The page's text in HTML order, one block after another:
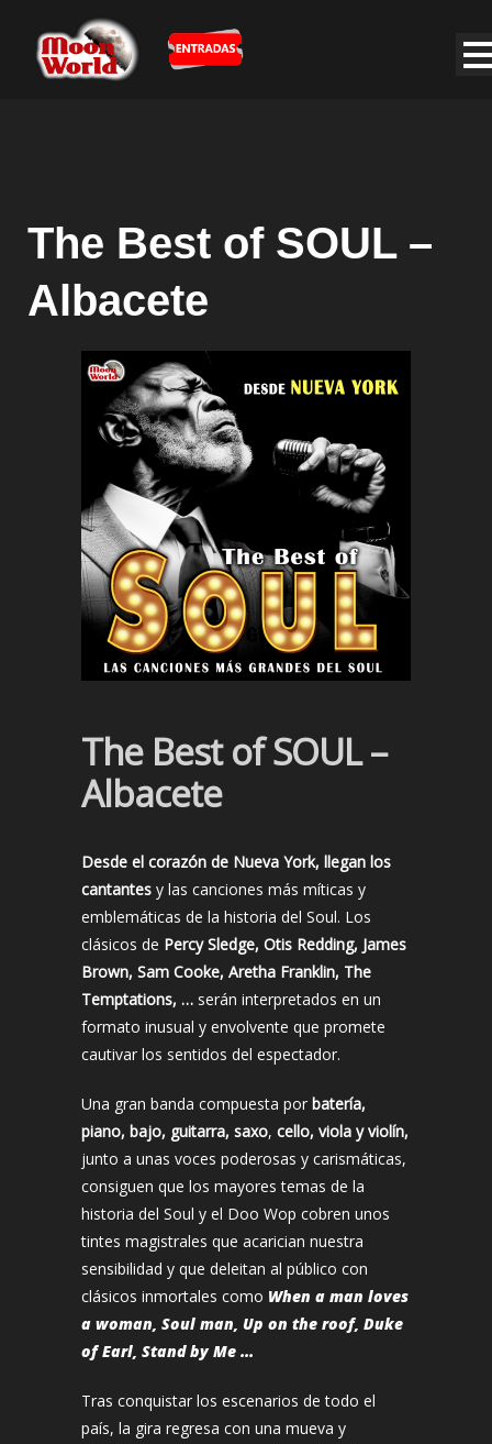
The Best of SOUL –
Albacete
The Best of SOUL –
Albacete
Desde el corazón de Nueva York, llegan los
cantantes y las canciones más míticas y
emblemáticas de la historia del Soul. Los
clásicos de Percy Sledge, Otis Redding, James
Brown, Sam Cooke, Aretha Franklin, The
Temptations, … serán interpretados en un
formato inusual y envolvente que promete
cautivar los sentidos del espectador.
Una gran banda compuesta por batería,
piano, bajo, guitarra, saxo, cello, viola y violín,
junto a unas voces poderosas y carismáticas,
consiguen que los mayores temas de la
historia del Soul y el Doo Wop cobren unos
tintes magistrales que acarician nuestra
sensibilidad y que deleitan al público con
clásicos inmortales como When a man loves
a woman, Soul man, Up on the roof, Duke
of Earl, Stand by Me …
Tras conquistar los escenarios de todo el
país, la gira regresa con una mueva y